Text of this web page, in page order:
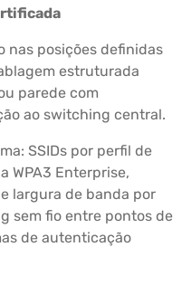
nas posições definidas
estruturada
parede com
ao switching central.
SSIDs por perfil de
WPA3 Enterprise,
largura de banda por
sem fio entre pontos de
de autenticação